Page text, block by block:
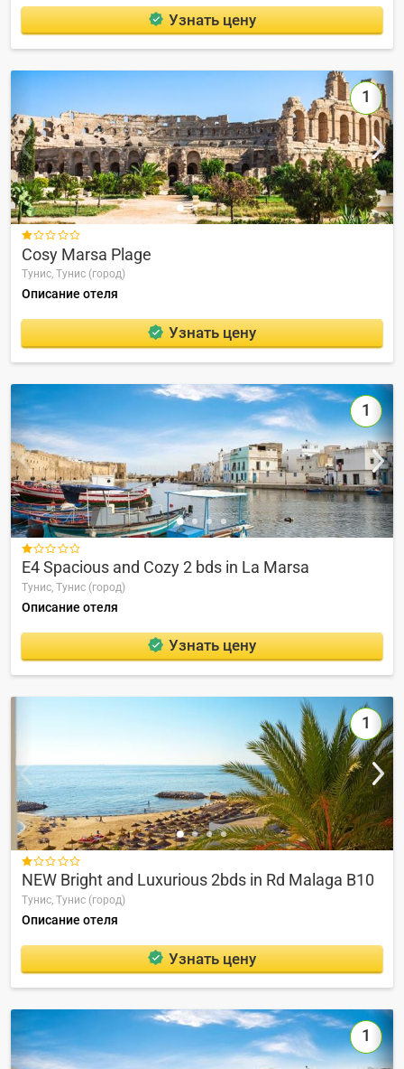
Узнать цену
1

Cosy Marsa Plage
Тунис, Тунис (город)
Описание отеля
Узнать цену
1

E4 Spacious and Cozy 2 bds in La Marsa
Тунис, Тунис (город)
Описание отеля
Узнать цену
1

NEW Bright and Luxurious 2bds in Rd Malaga B10
Тунис, Тунис (город)
Описание отеля
Узнать цену
1